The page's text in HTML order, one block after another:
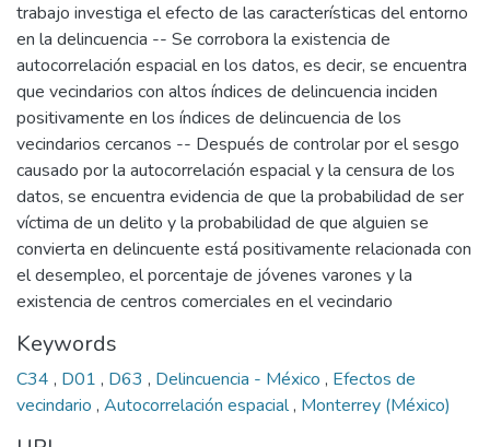
trabajo investiga el efecto de las características del entorno
en la delincuencia -- Se corrobora la existencia de
autocorrelación espacial en los datos, es decir, se encuentra
que vecindarios con altos índices de delincuencia inciden
positivamente en los índices de delincuencia de los
vecindarios cercanos -- Después de controlar por el sesgo
causado por la autocorrelación espacial y la censura de los
datos, se encuentra evidencia de que la probabilidad de ser
víctima de un delito y la probabilidad de que alguien se
convierta en delincuente está positivamente relacionada con
el desempleo, el porcentaje de jóvenes varones y la
existencia de centros comerciales en el vecindario
Keywords
C34 , D01 , D63 , Delincuencia - México , Efectos de
vecindario , Autocorrelación espacial, Monterrey (México)